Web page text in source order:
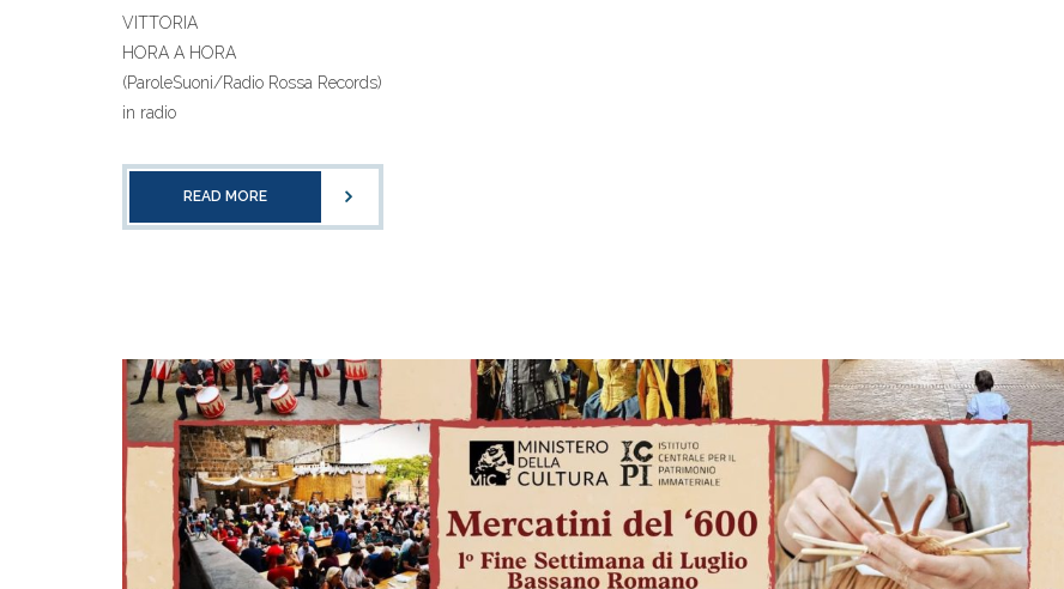
VITTORIA
HORA A HORA
(ParoleSuoni/Radio Rossa Records)
in radio
READ MORE